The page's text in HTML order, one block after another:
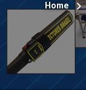
Home